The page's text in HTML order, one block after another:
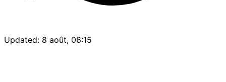
Updated: 8 août, 06:15